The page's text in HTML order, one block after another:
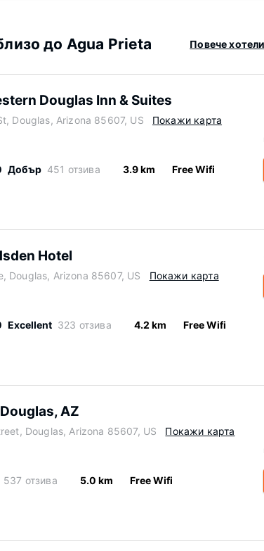
до Agua Prieta Повече
Douglas Inn & Suites
Douglas, Arizona 85607, US Покажи карта
Добър 451 отзива 3.9 km Free Wifi
Hotel
Douglas, Arizona 85607, US Покажи карта
Excellent 323 отзива 4.2 km Free Wifi
AZ
Douglas, Arizona 85607, US Покажи карта
537 отзива 5.0 km Free Wifi